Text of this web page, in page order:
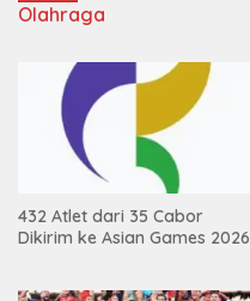
Olahraga
432 Atlet dari 35 Cabor
Dikirim ke Asian Games 2026